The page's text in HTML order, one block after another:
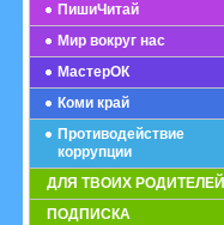
ПишиЧитай
Мир вокруг нас
МастерОК
Коми край
Противодействие
коррупции
ДЛЯ ТВОИХ РОДИТЕЛЕЙ
ПОДПИСКА